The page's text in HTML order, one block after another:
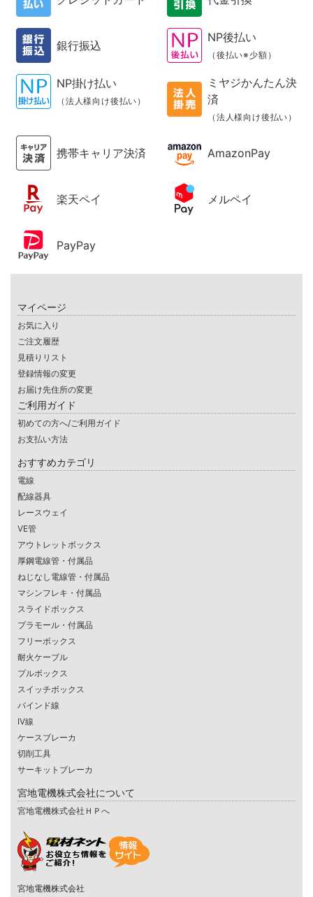
銀行振込
NP後払い
（後払い※少額）
NP掛け払い
（法人様向け後払い）
ミヤジかんたん決
済
（法人様向け後払い）
携帯キャリア決済 AmazonPay
楽天ペイ メルペイ
PayPay
マイページ
お気に入り
ご注文履歴
見積りリスト
登録情報の変更
お届け先住所の変更
ご利用ガイド
初めての方へ/ご利用ガイド
お支払い方法
おすすめカテゴリ
電線
配線器具
レースウェイ
VE管
アウトレットボックス
厚鋼電線管・付属品
ねじなし電線管・付属品
マシンフレキ・付属品
スライドボックス
プラモール・付属品
フリーボックス
耐火ケーブル
プルボックス
スイッチボックス
バインド線
IV線
ケースブレーカ
切削工具
サーキットブレーカ
宮地電機株式会社について
宮地電機株式会社ＨＰへ
宮地電機株式会社